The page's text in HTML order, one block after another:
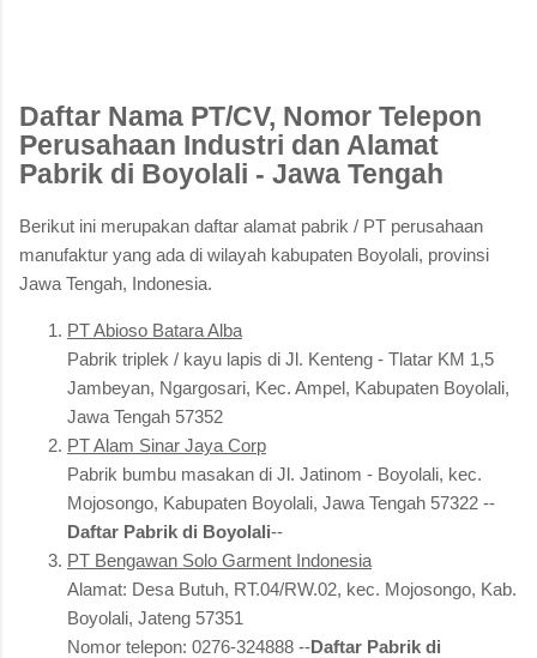
Daftar Nama PT/CV, Nomor Telepon
Perusahaan Industri dan Alamat
Pabrik di Boyolali - Jawa Tengah
Berikut ini merupakan daftar alamat pabrik / PT perusahaan
manufaktur yang ada di wilayah kabupaten Boyolali, provinsi
Jawa Tengah, Indonesia.
PT Abioso Batara Alba
Pabrik triplek / kayu lapis di Jl. Kenteng - Tlatar KM 1,5
Jambeyan, Ngargosari, Kec. Ampel, Kabupaten Boyolali,
Jawa Tengah 57352
PT Alam Sinar Jaya Corp
Pabrik bumbu masakan di Jl. Jatinom - Boyolali, kec.
Mojosongo, Kabupaten Boyolali, Jawa Tengah 57322 --
Daftar Pabrik di Boyolali--
PT Bengawan Solo Garment Indonesia
Alamat: Desa Butuh, RT.04/RW.02, kec. Mojosongo, Kab.
Boyolali, Jateng 57351
Nomor telepon: 0276-324888 --Daftar Pabrik di